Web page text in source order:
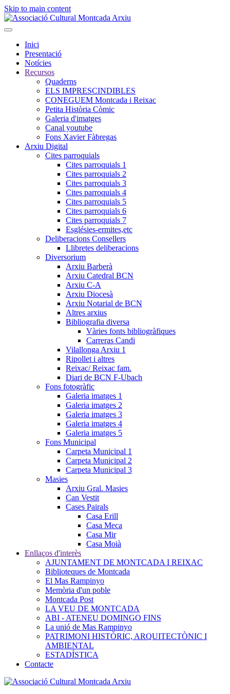
Skip to main content
Inici
Presentació
Notícies
Recursos
Quaderns
ELS IMPRESCINDIBLES
CONEGUEM Montcada i Reixac
Petita Història Còmic
Galeria d'imatges
Canal youtube
Fons Xavier Fàbregas
Arxiu Digital
Cites parroquials
Cites parroquials 1
Cites parroquials 2
Cites parroquials 3
Cites parroquials 4
Cites parroquials 5
Cites parroquials 6
Cites parroquials 7
Esglésies-ermites,etc
Deliberacions Consellers
Llibretes deliberacions
Diversorium
Arxiu Barberà
Arxiu Catedral BCN
Arxiu C-A
Arxiu Diocesà
Arxiu Notarial de BCN
Altres arxius
Bibliografia diversa
Vàries fonts bibliogràfiques
Carreras Candi
Vilallonga Arxiu 1
Ripollet i altres
Reixac/ Reixac fam.
Diari de BCN F-Ubach
Fons fotogràfic
Galeria imatges 1
Galeria imatges 2
Galeria imatges 3
Galeria imatges 4
Galeria imatges 5
Fons Municipal
Carpeta Municipal 1
Carpeta Municipal 2
Carpeta Municipal 3
Masies
Arxiu Gral. Masies
Can Vestit
Cases Pairals
Casa Erill
Casa Meca
Casa Mir
Casa Moià
Enllaços d'interès
AJUNTAMENT DE MONTCADA I REIXAC
Biblioteques de Montcada
El Mas Rampinyo
Memòria d'un poble
Montcada Post
LA VEU DE MONTCADA
ABI - ATENEU DOMINGO FINS
La unió de Mas Rampinyo
PATRIMONI HISTÒRIC, ARQUITECTÒNIC I
AMBIENTAL
ESTADÍSTICA
Contacte